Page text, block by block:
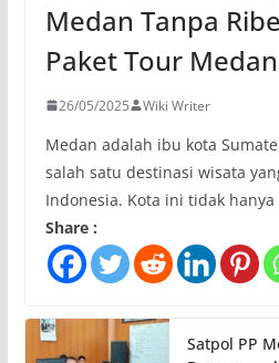
Medan Tanpa
Paket Tour Medan
26/05/2025 Wiki Writer
Medan adalah ibu kota
salah satu destinasi wisata
Indonesia. Kota ini tidak hanya
Share :
Satpol PP